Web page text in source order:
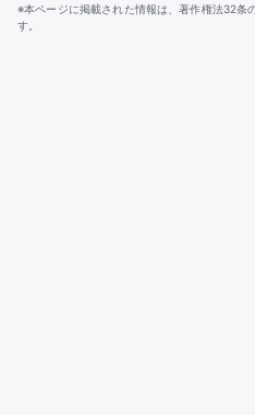
※本ページに掲載された情報は、著作権法32条
す。